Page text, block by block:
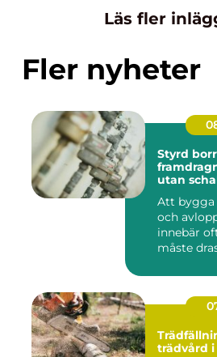
Läs fler
Fler nyheter
Styrd borrning
utan
Att bygga
och
innebär
måste
trädvård